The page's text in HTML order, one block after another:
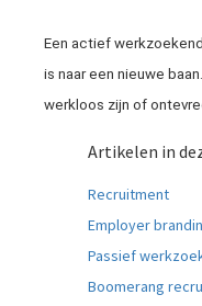
Een actief
is naar een nieuwe
werkloos zijn of
Artikelen in
Recruitment
Employer
Passief
Boomerang